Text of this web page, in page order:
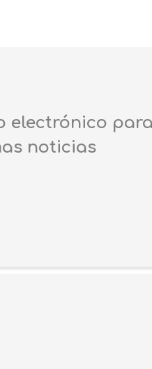
electrónico
noticias